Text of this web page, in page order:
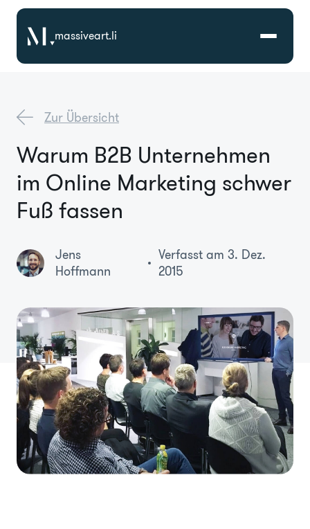
massiveart.li
Referenzen
Branchen
Karriere
Über Uns
Zur Übersicht
Warum B2B Unternehmen
im Online Marketing schwer
Fuß fassen
Jens
Hoffmann
Verfasst am 3. Dez.
2015